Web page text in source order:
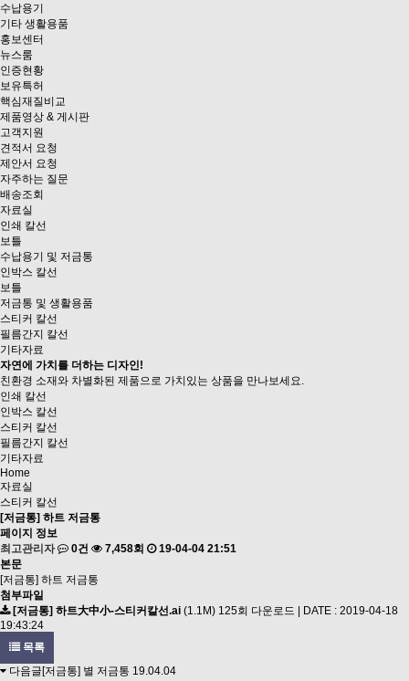
수납용기
기타 생활용품
홍보센터
뉴스룸
인증현황
보유특허
핵심재질비교
제품영상 & 게시판
고객지원
견적서 요청
제안서 요청
자주하는 질문
배송조회
자료실
인쇄 칼선
보틀
수납용기 및 저금통
인박스 칼선
보틀
저금통 및 생활용품
스티커 칼선
필름간지 칼선
기타자료
자연에 가치를 더하는 디자인!
친환경 소재와 차별화된 제품으로 가치있는 상품을 만나보세요.
인쇄 칼선
인박스 칼선
스티커 칼선
필름간지 칼선
기타자료
Home
자료실
스티커 칼선
[저금통] 하트 저금통
페이지 정보
최고관리자
0건 7,458회
19-04-04 21:51
본문
[저금통] 하트 저금통
첨부파일
[저금통] 하트大中小-스티커칼선.ai (1.1M) 125회 다운로드 | DATE : 2019-04-18
19:43:24
목록
다음글 [저금통] 별 저금통 19.04.04